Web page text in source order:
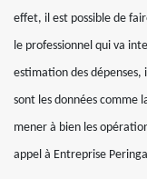
effet, il est possible de
le professionnel qui va
estimation des dépenses,
sont les données comme
mener à bien les
appel à Entreprise